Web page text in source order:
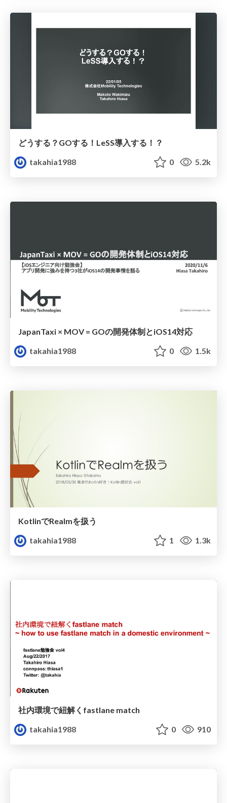
どうする？GOする！LeSS導入する！？
takahia1988
0 5.2k
JapanTaxi × MOV = GOの開発体制とiOS14対応
takahia1988
0 1.5k
KotlinでRealmを扱う
takahia1988
1 1.3k
社内環境で紐解くfastlane match
takahia1988
0 910